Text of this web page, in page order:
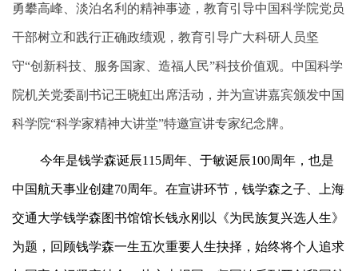
勇攀高峰、淡泊名利的精神事迹，教育引导中国科学院党员
干部树立和践行正确政绩观，教育引导广大科研人员坚
守“创新科技、服务国家、造福人民”科技价值观。中国科学
院机关党委副书记王晓虹出席活动，并为宣讲嘉宾颁发中国
科学院“科学家精神大讲堂”特邀宣讲专家纪念牌。
今年是钱学森诞辰115周年、于敏诞辰100周年，也是
中国航天事业创建70周年。在宣讲环节，钱学森之子、上海
交通大学钱学森图书馆馆长钱永刚以《为民族复兴选人生》
为题，回顾钱学森一生五次重要人生抉择，始终将个人追求